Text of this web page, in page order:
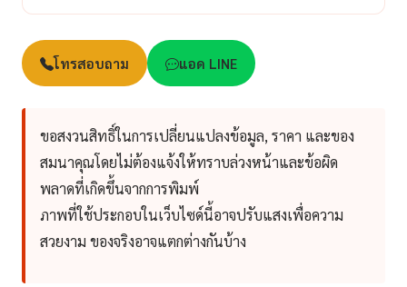
โทรสอบถาม แอด LINE
ขอสงวนสิทธิ์ในการเปลี่ยนแปลงข้อมูล, ราคา และของ
สมนาคุณโดยไม่ต้องแจ้งให้ทราบล่วงหน้าและข้อผิด
พลาดที่เกิดขึ้นจากการพิมพ์
ภาพที่ใช้ประกอบในเว็บไซด์นี้อาจปรับแสงเพื่อความ
สวยงาม ของจริงอาจแตกต่างกันบ้าง